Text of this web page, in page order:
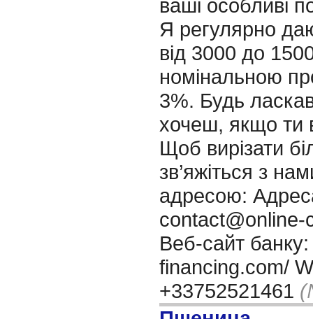
ваші особливі
Я регулярно
від 3000 до
номінальною
3%. Будь
хочеш, якщо ти
Щоб вирізати
зв’яжіться з
адресою:
Веб-сайт
financing.com/
+33752521461